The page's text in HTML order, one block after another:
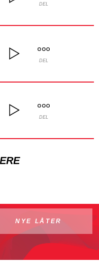
DEL
DEL
DEL
NYE LÅTER